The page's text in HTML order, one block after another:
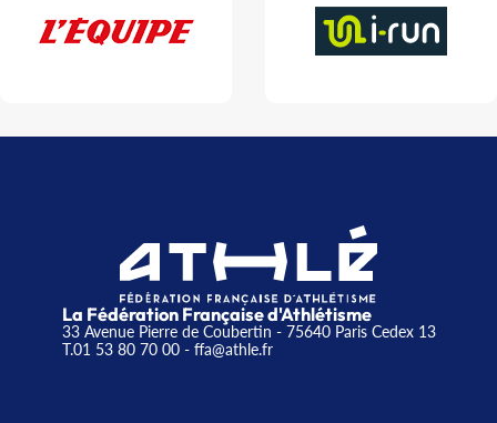
La Fédération Française d'Athlétisme
33 Avenue Pierre de Coubertin - 75640 Paris Cedex 13
T.01 53 80 70 00- ffa@athle.fr